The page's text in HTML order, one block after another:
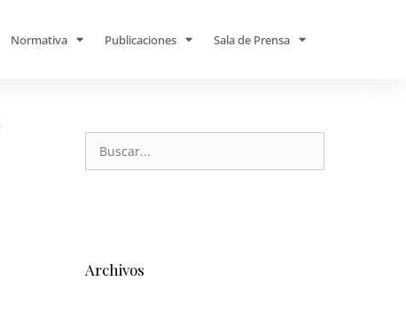
Normativa Publicaciones Sala de Prensa
Archivos